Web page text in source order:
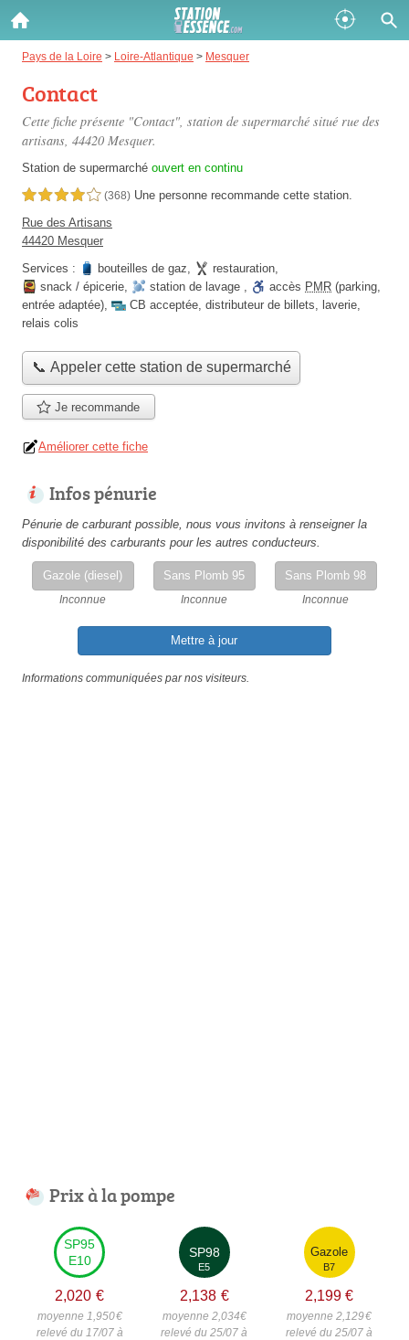
Pays de la Loire > Loire-Atlantique > Mesquer
Contact
Cette fiche présente "Contact", station de supermarché situé rue des
artisans, 44420 Mesquer.
Station de supermarché ouvert en continu
4,0 étoiles sur 5 (368) Une personne recommande cette station.
Rue des Artisans
44420 Mesquer
Services :
bouteilles de gaz, restauration,
snack / épicerie, station de lavage , accès PMR (parking,
entrée adaptée), CB acceptée, distributeur de billets, laverie,
relais colis
📞 Appeler cette station de supermarché
Je recommande
Améliorer cette fiche
Infos pénurie
Pénurie de carburant possible, nous vous invitons à renseigner la
disponibilité des carburants pour les autres conducteurs.
Gazole (diesel)
Inconnue
Sans Plomb 95
Inconnue
Sans Plomb 98
Inconnue
Mettre à jour
Informations communiquées par nos visiteurs.
Prix à la pompe
SP95
E10
2,020 €
moyenne 1,950€
relevé du 17/07 à
SP98
E5
2,138 €
moyenne 2,034€
relevé du 25/07 à
Gazole
B7
2,199 €
moyenne 2,129€
relevé du 25/07 à
Gazole :
Disponible
SP 98 :
Disponible
SP 95 :
Disponible